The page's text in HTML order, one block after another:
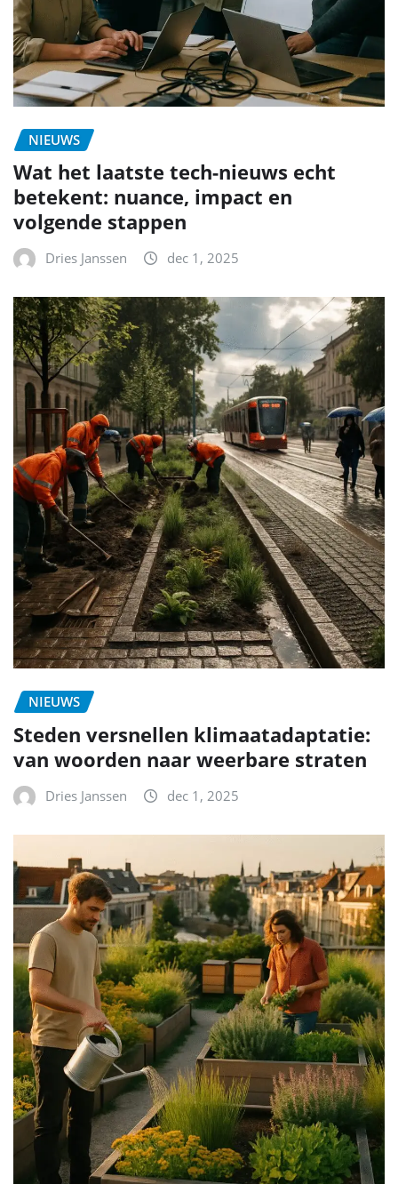
NIEUWS
Wat het laatste tech-nieuws echt
betekent: nuance, impact en
volgende stappen
Dries Janssen dec 1, 2025
NIEUWS
Steden versnellen klimaatadaptatie:
van woorden naar weerbare straten
Dries Janssen dec 1, 2025